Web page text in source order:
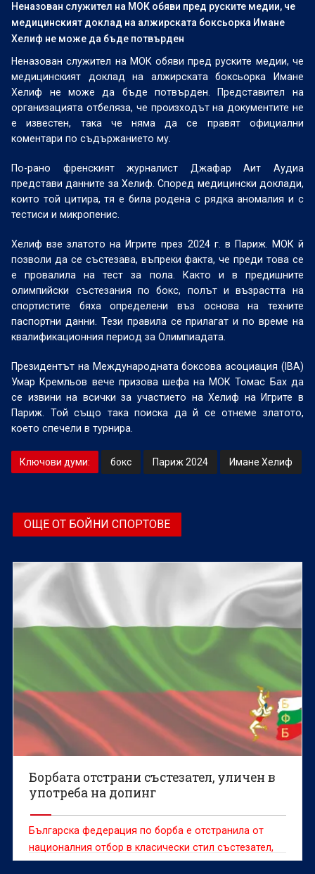
Неназован служител на МОК обяви пред руските медии, че
медицинският доклад на алжирската боксьорка Имане
Хелиф не може да бъде потвърден
Неназован служител на МОК обяви пред руските медии, че
медицинският доклад на алжирската боксьорка Имане
Хелиф не може да бъде потвърден. Представител на
организацията отбеляза, че произходът на документите не
е известен, така че няма да се правят официални
коментари по съдържанието му.
По-рано френският журналист Джафар Аит Аудиа
представи данните за Хелиф. Според медицински доклади,
които той цитира, тя е била родена с рядка аномалия и с
тестиси и микропенис.
Хелиф взе златото на Игрите през 2024 г. в Париж. МОК й
позволи да се състезава, въпреки факта, че преди това се
е провалила на тест за пола. Както и в предишните
олимпийски състезания по бокс, полът и възрастта на
спортистите бяха определени въз основа на техните
паспортни данни. Тези правила се прилагат и по време на
квалификационния период за Олимпиадата.
Президентът на Международната боксова асоциация (IBA)
Умар Кремльов вече призова шефа на МОК Томас Бах да
се извини на всички за участието на Хелиф на Игрите в
Париж. Той също така поиска да й се отнеме златото,
което спечели в турнира.
Ключови думи: бокс Париж 2024 Имане Хелиф
ОЩЕ ОТ БОЙНИ СПОРТОВЕ
Борбата отстрани състезател, уличен в
употреба на допинг
Българска федерация по борба е отстранила от
националния отбор в класически стил състезател,
уличен в употребата на допинг, съобщават от